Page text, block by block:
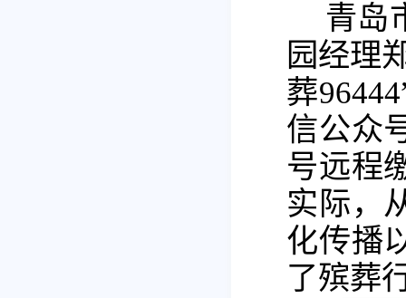
青岛
园经理
葬
信公众
号远程
实际，
化传播
了殡葬